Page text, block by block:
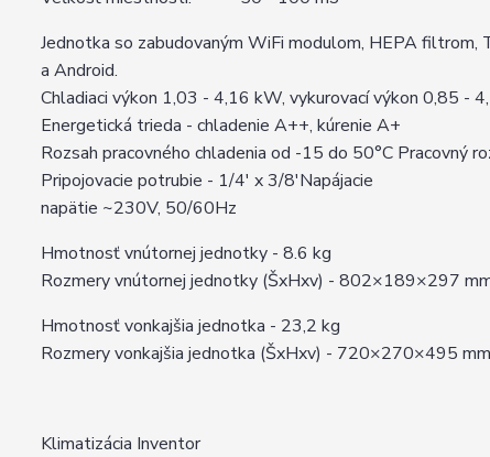
Jednotka so zabudovaným WiFi modulom, HEPA
a Android.
Chladiaci výkon 1,03 - 4,16 kW, vykurovací výkon 0,85 -
Energetická trieda - chladenie A++, kúrenie A+
Rozsah pracovného chladenia od -15 do 50°C Pracovný
Pripojovacie potrubie - 1/4' x 3/8'Napájacie
napätie ~230V, 50/60Hz
Hmotnosť vnútornej jednotky - 8.6 kg
Rozmery vnútornej jednotky (ŠxHxv) - 802×189×297
Hmotnosť vonkajšia jednotka - 23,2 kg
Rozmery vonkajšia jednotka (ŠxHxv) - 720×270×495 mm
Klimatizácia Inventor